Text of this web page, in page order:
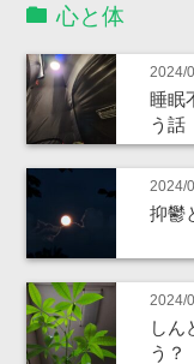
心と体
2024/
睡眠
う話
2024/
抑鬱
2024/
しん
う？